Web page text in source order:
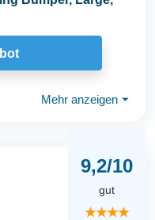
Mehr anzeigen ⏷
9,2/10
gut
★★★★